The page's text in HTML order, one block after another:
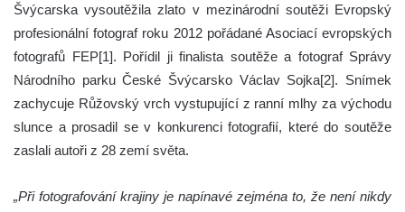
Švýcarska vysoutěžila zlato v mezinárodní soutěži Evropský
profesionální fotograf roku 2012 pořádané Asociací evropských
fotografů FEP[1]. Pořídil ji finalista soutěže a fotograf Správy
Národního parku České Švýcarsko Václav Sojka[2]. Snímek
zachycuje Růžovský vrch vystupující z ranní mlhy za východu
slunce a prosadil se v konkurenci fotografií, které do soutěže
zaslali autoři z 28 zemí světa.
„Při fotografování krajiny je napínavé zejména to, že není nikdy